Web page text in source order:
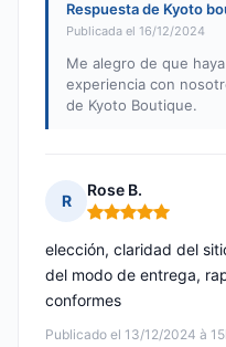
Respuesta de Kyoto
Publicada el 16/12/2024
Me alegro de que
experiencia con
de Kyoto Boutique.
R
Rose B.
Nota: 5 de 5
Publicado el 13/12/2024 à
elección, claridad del
del modo de entrega,
conformes